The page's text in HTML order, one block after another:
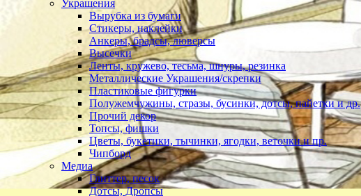
Украшения
Вырубка из бумаги
Стикеры, наклейки
Анкеры, брадсы, люверсы
Высечки
Ленты, кружево, тесьма, шнуры, резинка
Металлические Украшения/скрепки
Пластиковые фигурки
Полужемчужины, стразы, бусинки, дотсы, пайетки и др.
Прочий декор
Топсы, фишки
Цветы, букетики, тычинки, ягодки, веточки и пр.
Чипборд
Медиа
Глиттер, песок
Дотсы, Дропсы